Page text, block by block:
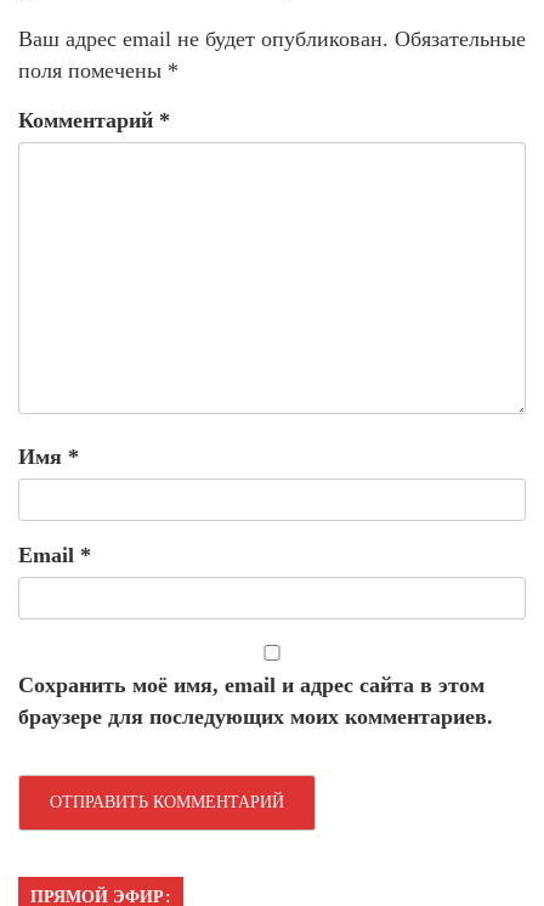
Ваш адрес email не будет опубликован. Обязательные
поля помечены *
Комментарий *
Имя *
Email *
Сохранить моё имя, email и адрес сайта в этом
браузере для последующих моих комментариев.
ПРЯМОЙ ЭФИР: